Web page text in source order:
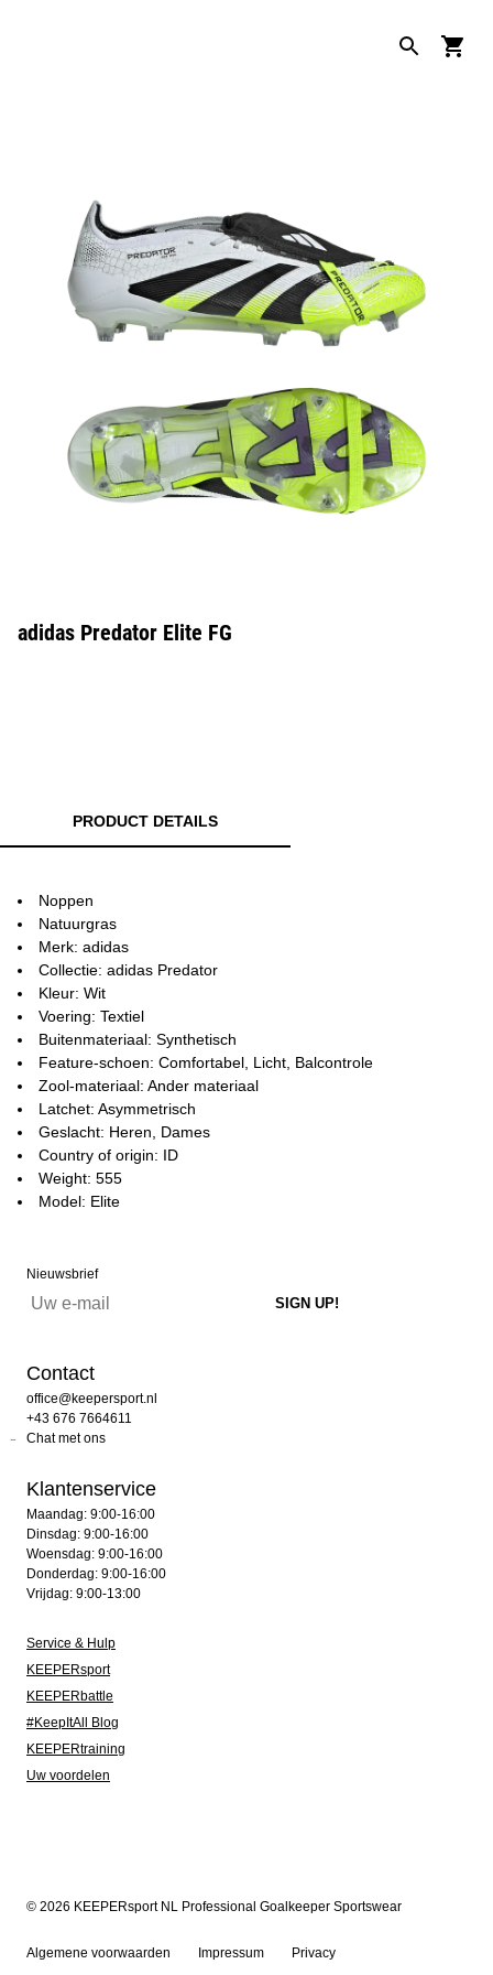
adidas Predator Elite FG
PRODUCT DETAILS
Noppen
Natuurgras
Merk: adidas
Collectie: adidas Predator
Kleur: Wit
Voering: Textiel
Buitenmateriaal: Synthetisch
Feature-schoen: Comfortabel, Licht, Balcontrole
Zool-materiaal: Ander materiaal
Latchet: Asymmetrisch
Geslacht: Heren, Dames
Country of origin: ID
Weight: 555
Model: Elite
Nieuwsbrief
Contact
office@keepersport.nl
+43 676 7664611
Chat met ons
Klantenservice
Maandag: 9:00-16:00
Dinsdag: 9:00-16:00
Woensdag: 9:00-16:00
Donderdag: 9:00-16:00
Vrijdag: 9:00-13:00
Service & Hulp
KEEPERsport
KEEPERbattle
#KeepItAll Blog
KEEPERtraining
Uw voordelen
© 2026 KEEPERsport NL Professional Goalkeeper Sportswear
Algemene voorwaarden Impressum Privacy